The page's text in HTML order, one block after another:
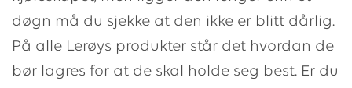
døgn må du sjekke at den ikke er blitt dårlig.
På alle Lerøys produkter står det hvordan de
bør lagres for at de skal holde seg best. Er du